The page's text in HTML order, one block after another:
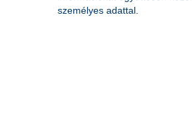
személyes adattal.